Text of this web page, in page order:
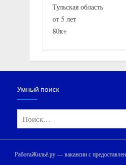
Тульская область
от 5 лет
80к+
Умный поиск
РаботаЖильё.ру — вакансии с